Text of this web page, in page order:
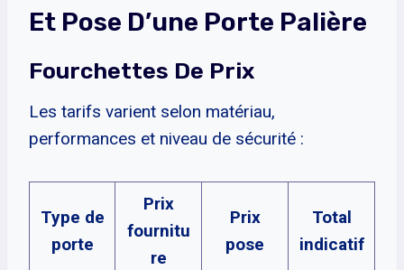
Et Pose D’une Porte Palière
Fourchettes De Prix
Les tarifs varient selon matériau,
performances et niveau de sécurité :
Type de
porte
Prix
fournitu
re
Prix
pose
Total
indicatif